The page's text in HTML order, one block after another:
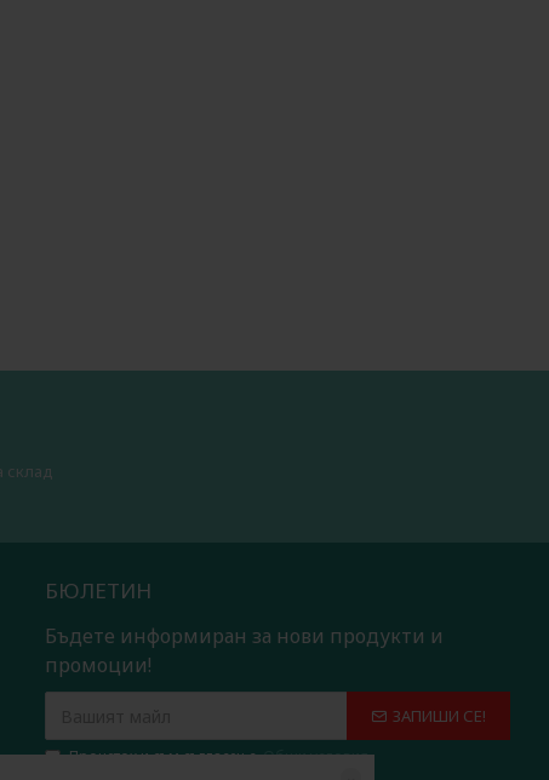
склад
БЮЛЕТИН
Бъдете информиран за нови продукти и
промоции!
ЗАПИШИ СЕ!
Прочетох и съм съгласен сОбщи условия